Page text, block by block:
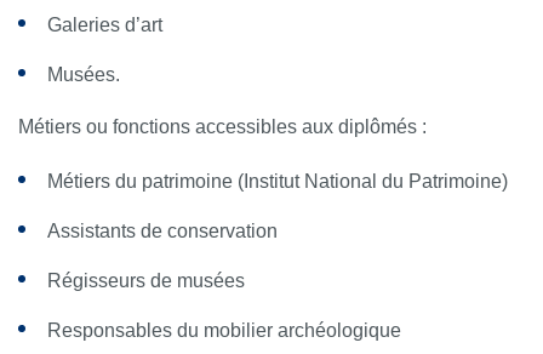
Galeries d’art
Musées.
Métiers ou fonctions accessibles aux diplômés :
Métiers du patrimoine (Institut National du Patrimoine)
Assistants de conservation
Régisseurs de musées
Responsables du mobilier archéologique